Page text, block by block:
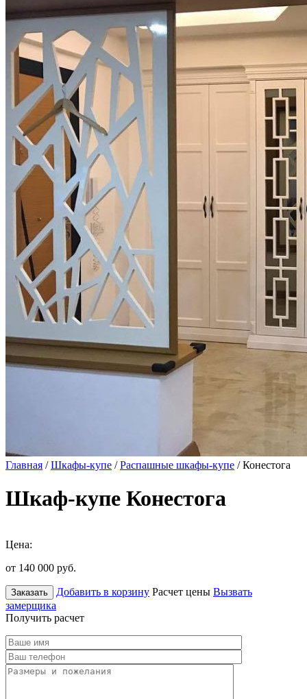
Главная /Шкафы-купе /Распашные шкафы-купе / Конестога
Шкаф-купе Конестога
Цена:
от 140 000 руб.
Заказать Добавить в корзину Расчет цены Вызвать
замерщика
Получить расчет